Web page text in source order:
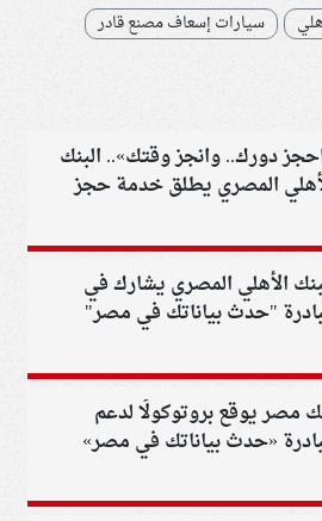
سيارات إسعاف مصنع قادر
دورك.. وانجز وقتك».. البنك
المصري يطلق خدمة حجز
المواعيد المسبقة بالفروع لتقليل
الأهلي المصري يشارك في
"حدث بياناتك في مصر"
مصر يوقع بروتوكولًا لدعم
«حدث بياناتك في مصر»